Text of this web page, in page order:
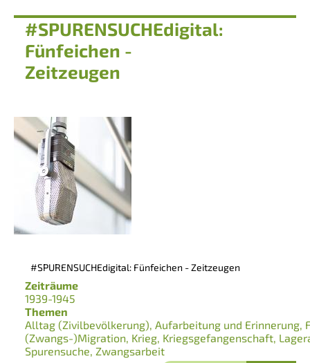
#SPURENSUCHEdigital:
Fünfeichen -
Zeitzeugen
#SPURENSUCHEdigital: Fünfeichen - Zeitzeugen
Zeiträume
1939-1945
Themen
Alltag (Zivilbevölkerung) Aufarbeitung und Erinnerung
(Zwangs-)Migration Krieg Kriegsgefangenschaft
Spurensuche Zwangsarbeit